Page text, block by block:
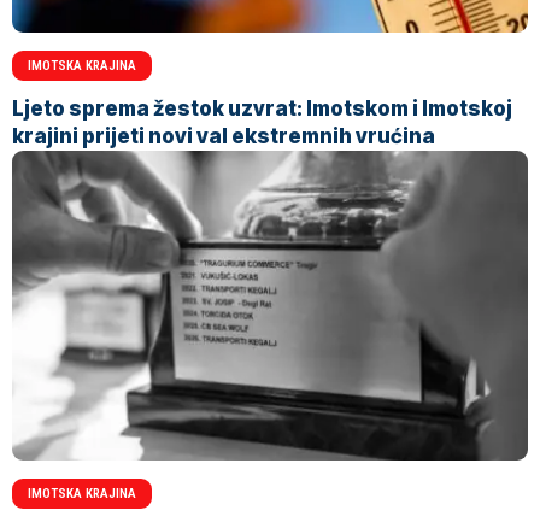
IMOTSKA KRAJINA
Ljeto sprema žestok uzvrat: Imotskom i Imotskoj
krajini prijeti novi val ekstremnih vrućina
IMOTSKA KRAJINA